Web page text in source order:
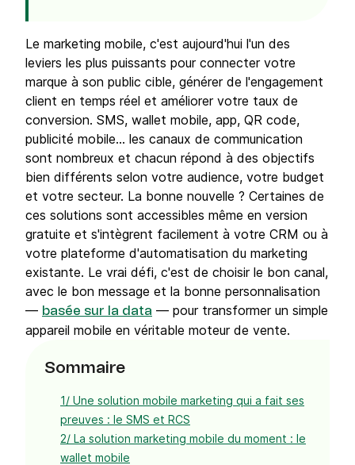
Le marketing mobile, c'est aujourd'hui l'un des
leviers les plus puissants pour connecter votre
marque à son public cible, générer de l'engagement
client en temps réel et améliorer votre taux de
conversion. SMS, wallet mobile, app, QR code,
publicité mobile… les canaux de communication
sont nombreux et chacun répond à des objectifs
bien différents selon votre audience, votre budget
et votre secteur. La bonne nouvelle ? Certaines de
ces solutions sont accessibles même en version
gratuite et s'intègrent facilement à votre CRM ou à
votre plateforme d'automatisation du marketing
existante. Le vrai défi, c'est de choisir le bon canal,
avec le bon message et la bonne personnalisation
— basée sur la data — pour transformer un simple
appareil mobile en véritable moteur de vente.
Sommaire
1/ Une solution mobile marketing qui a fait ses
preuves : le SMS et RCS
2/ La solution marketing mobile du moment : le
wallet mobile